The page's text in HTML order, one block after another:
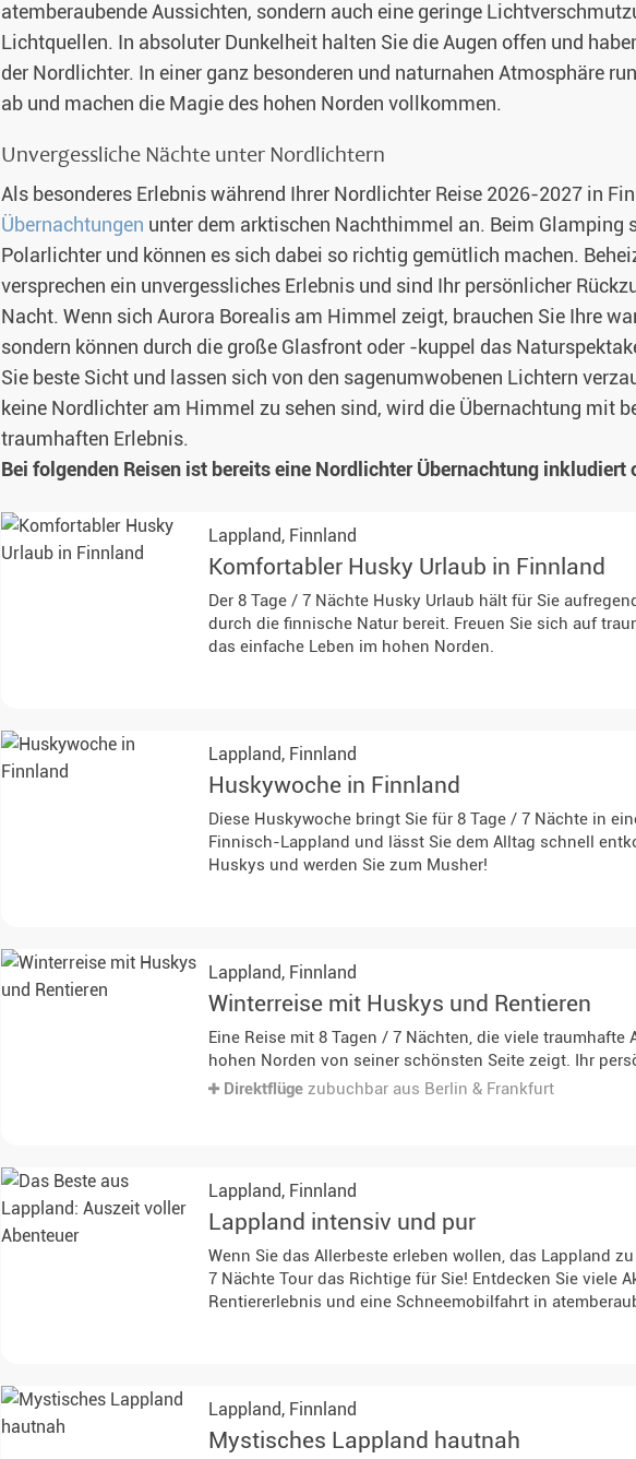
atemberaubende Aussichten, sondern auch eine geringe
Lichtquellen. In absoluter Dunkelheit halten Sie die Augen offen und
der Nordlichter. In einer ganz besonderen und naturnahen Atmosphäre
ab und machen die Magie des hohen Norden vollkommen.
Unvergessliche Nächte unter Nordlichtern
Als besonderes Erlebnis während Ihrer Nordlichter Reise 2026-2027 in
Übernachtungen unter dem arktischen Nachthimmel an. Beim Glamping
Polarlichter und können es sich dabei so richtig gemütlich machen.
versprechen ein unvergessliches Erlebnis und sind Ihr persönlicher
Nacht. Wenn sich Aurora Borealis am Himmel zeigt, brauchen Sie Ihre
sondern können durch die große Glasfront oder -kuppel das
Sie beste Sicht und lassen sich von den sagenumwobenen Lichtern
keine Nordlichter am Himmel zu sehen sind, wird die Übernachtung mit
traumhaften Erlebnis.
Bei folgenden Reisen ist bereits eine Nordlichter Übernachtung inkludiert
Lappland, Finnland
Komfortabler Husky Urlaub in Finnland
Der 8 Tage / 7 Nächte Husky Urlaub hält für Sie
durch die finnische Natur bereit. Freuen Sie sich auf
das einfache Leben im hohen Norden.
Lappland, Finnland
Huskywoche in Finnland
Diese Huskywoche bringt Sie für 8 Tage / 7 Nächte in
Finnisch-Lappland und lässt Sie dem Alltag schnell
Huskys und werden Sie zum Musher!
Lappland, Finnland
Winterreise mit Huskys und Rentieren
Eine Reise mit 8 Tagen / 7 Nächten, die viele
hohen Norden von seiner schönsten Seite zeigt. Ihr
Direktflüge zubuchbar aus Berlin & Frankfurt
Lappland, Finnland
Lappland intensiv und pur
Wenn Sie das Allerbeste erleben wollen, das Lappland
7 Nächte Tour das Richtige für Sie! Entdecken Sie viele
Rentiererlebnis und eine Schneemobilfahrt in
Lappland, Finnland
Mystisches Lappland hautnah